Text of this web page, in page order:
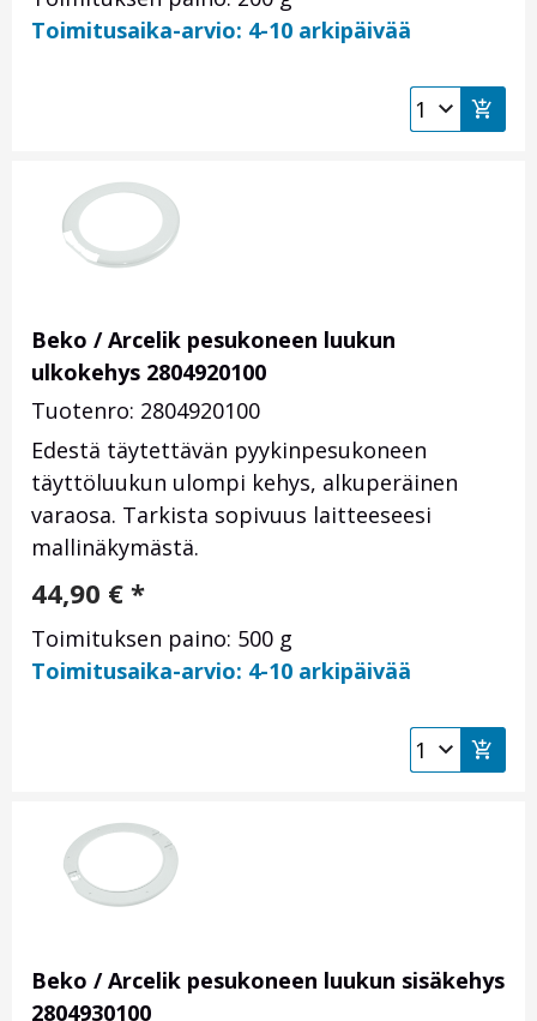
Toimitusaika-arvio: 4-10 arkipäivää
Beko / Arcelik pesukoneen luukun
ulkokehys 2804920100
Tuotenro: 2804920100
Edestä täytettävän pyykinpesukoneen
täyttöluukun ulompi kehys, alkuperäinen
varaosa. Tarkista sopivuus laitteeseesi
mallinäkymästä.
44,90 € *
Toimituksen paino: 500 g
Toimitusaika-arvio: 4-10 arkipäivää
Beko / Arcelik pesukoneen luukun sisäkehys
2804930100